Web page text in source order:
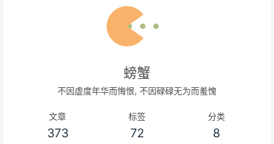
螃蟹
不因虚度年华而悔恨, 不因碌碌无为而羞愧
文章
373
标签
72
分类
8